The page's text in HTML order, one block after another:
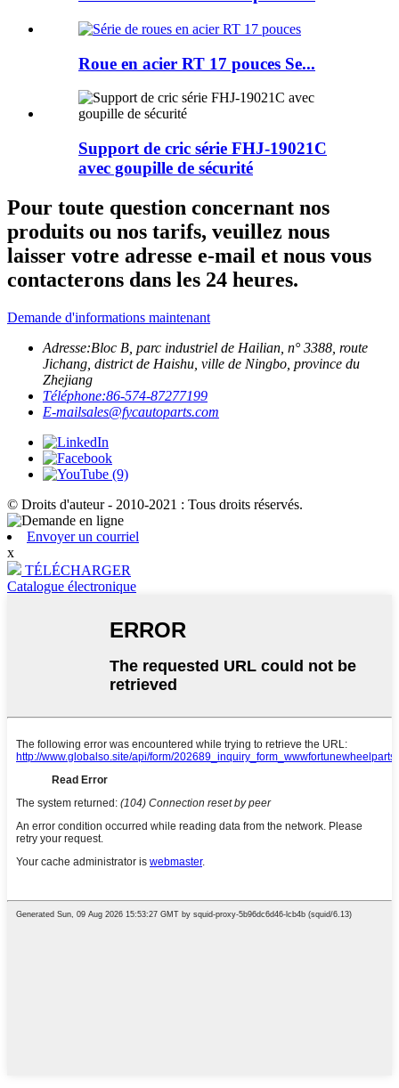
Roue en acier RT 17 pouces Se...
Support de cric série FHJ-19021C
avec goupille de sécurité
Pour toute question concernant nos
produits ou nos tarifs, veuillez nous
laisser votre adresse e-mail et nous vous
contacterons dans les 24 heures.
Demande d'informations maintenant
Adresse:Bloc B, parc industriel de Hailian, n° 3388, route
Jichang, district de Haishu, ville de Ningbo, province du
Zhejiang
Téléphone:86-574-87277199
E-mailsales@fycautoparts.com
© Droits d'auteur - 2010-2021 : Tous droits réservés.
Envoyer un courriel
x
TÉLÉCHARGER
Catalogue électronique